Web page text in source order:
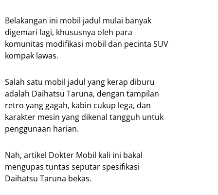
Belakangan ini mobil jadul mulai banyak
digemari lagi, khususnya oleh para
komunitas modifikasi mobil dan pecinta SUV
kompak lawas.
Salah satu mobil jadul yang kerap diburu
adalah Daihatsu Taruna, dengan tampilan
retro yang gagah, kabin cukup lega, dan
karakter mesin yang dikenal tangguh untuk
penggunaan harian.
Nah, artikel Dokter Mobil kali ini bakal
mengupas tuntas seputar spesifikasi
Daihatsu Taruna bekas.